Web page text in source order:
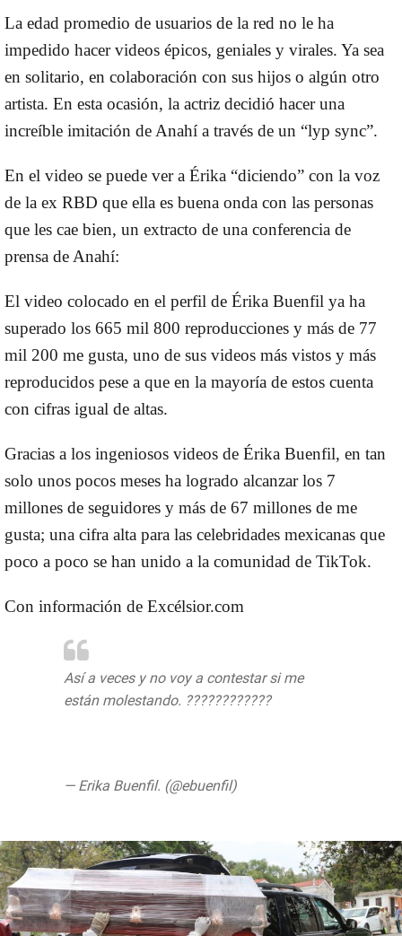
La edad promedio de usuarios de la red no le ha
impedido hacer videos épicos, geniales y virales. Ya sea
en solitario, en colaboración con sus hijos o algún otro
artista. En esta ocasión, la actriz decidió hacer una
increíble imitación de Anahí a través de un “lyp sync”.
En el video se puede ver a Érika “diciendo” con la voz
de la ex RBD que ella es buena onda con las personas
que les cae bien, un extracto de una conferencia de
prensa de Anahí:
El video colocado en el perfil de Érika Buenfil ya ha
superado los 665 mil 800 reproducciones y más de 77
mil 200 me gusta, uno de sus videos más vistos y más
reproducidos pese a que en la mayoría de estos cuenta
con cifras igual de altas.
Gracias a los ingeniosos videos de Érika Buenfil, en tan
solo unos pocos meses ha logrado alcanzar los 7
millones de seguidores y más de 67 millones de me
gusta; una cifra alta para las celebridades mexicanas que
poco a poco se han unido a la comunidad de TikTok.
Con información de Excélsior.com
Así a veces y no voy a contestar si me
están molestando. ????????????
— Erika Buenfil. (@ebuenfil)